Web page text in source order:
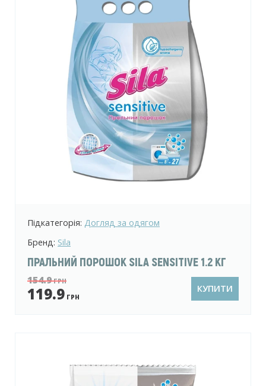
Підкатегорія: Догляд за одягом
Бренд: Sila
ПРАЛЬНИЙ ПОРОШОК SILA SENSITIVE 1.2 КГ
154.9ГРН
119.9 ГРН
КУПИТИ